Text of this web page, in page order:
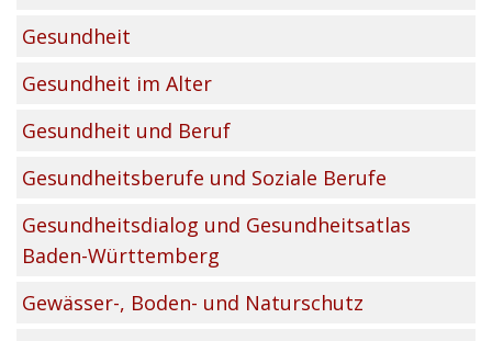
Gesundheit
Gesundheit im Alter
Gesundheit und Beruf
Gesundheitsberufe und Soziale Berufe
Gesundheitsdialog und Gesundheitsatlas
Baden-Württemberg
Gewässer-, Boden- und Naturschutz